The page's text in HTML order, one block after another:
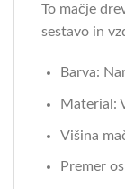
To mačje
sestavo in
Barva:
Material:
Višina
Premer